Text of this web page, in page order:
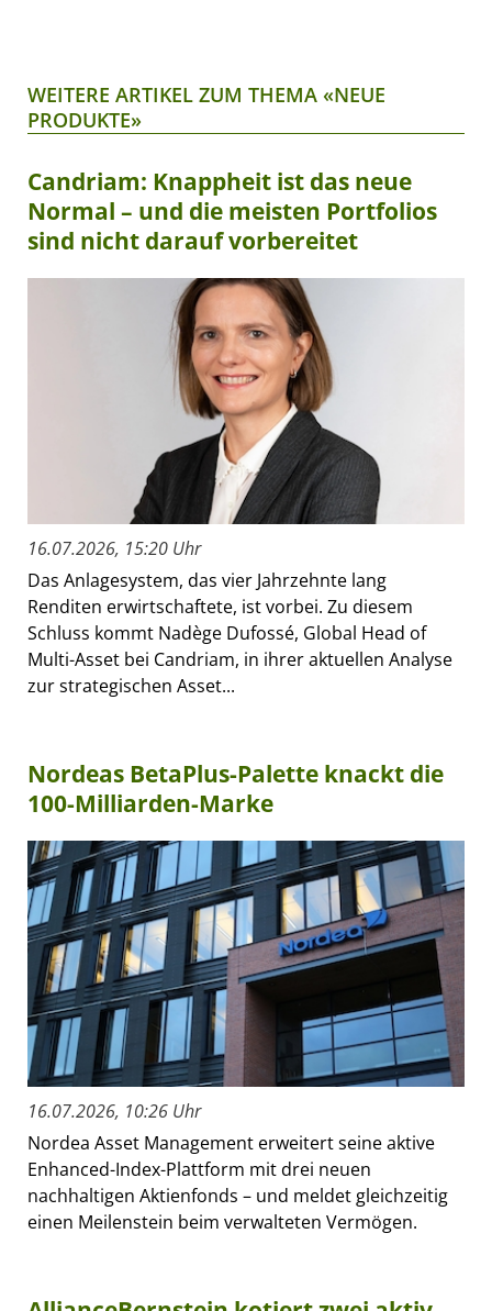
WEITERE ARTIKEL ZUM THEMA «NEUE
PRODUKTE»
Candriam: Knappheit ist das neue
Normal – und die meisten Portfolios
sind nicht darauf vorbereitet
16.07.2026, 15:20 Uhr
Das Anlagesystem, das vier Jahrzehnte lang
Renditen erwirtschaftete, ist vorbei. Zu diesem
Schluss kommt Nadège Dufossé, Global Head of
Multi-Asset bei Candriam, in ihrer aktuellen Analyse
zur strategischen Asset...
Nordeas BetaPlus-Palette knackt die
100-Milliarden-Marke
16.07.2026, 10:26 Uhr
Nordea Asset Management erweitert seine aktive
Enhanced-Index-Plattform mit drei neuen
nachhaltigen Aktienfonds – und meldet gleichzeitig
einen Meilenstein beim verwalteten Vermögen.